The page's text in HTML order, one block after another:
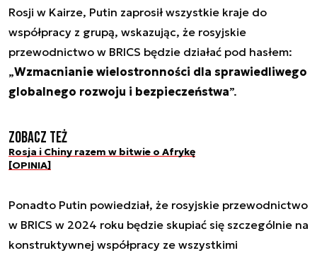
Rosji w Kairze, Putin zaprosił wszystkie kraje do
współpracy z grupą, wskazując, że rosyjskie
przewodnictwo w BRICS będzie działać pod hasłem:
„Wzmacnianie wielostronności dla sprawiedliwego
globalnego rozwoju i bezpieczeństwa”.
Zobacz też
Rosja i Chiny razem w bitwie o Afrykę
[OPINIA]
Ponadto Putin powiedział, że rosyjskie przewodnictwo
w BRICS w 2024 roku będzie skupiać się szczególnie na
konstruktywnej współpracy ze wszystkimi